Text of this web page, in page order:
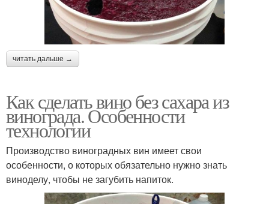
читать дальше →
Как сделать вино без сахара из
винограда. Особенности
технологии
Производство виноградных вин имеет свои
особенности, о которых обязательно нужно знать
виноделу, чтобы не загубить напиток.